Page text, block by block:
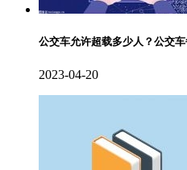
公交车允许超载多少人？公交
2023-04-20